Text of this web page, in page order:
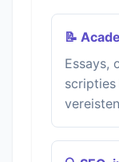
📝
Essays,